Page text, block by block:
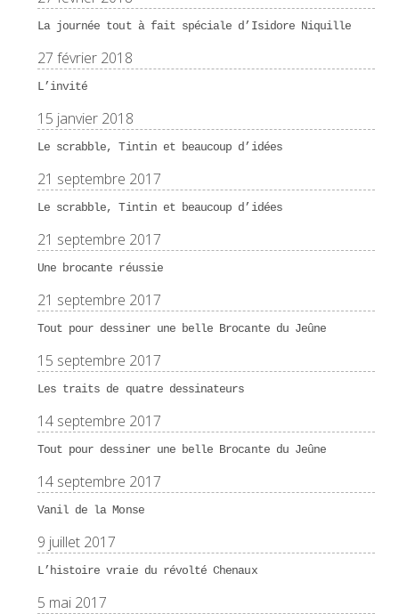
La journée tout à fait spéciale d’Isidore Niquille
27 février 2018
L’invité
15 janvier 2018
Le scrabble, Tintin et beaucoup d’idées
21 septembre 2017
Le scrabble, Tintin et beaucoup d’idées
21 septembre 2017
Une brocante réussie
21 septembre 2017
Tout pour dessiner une belle Brocante du Jeûne
15 septembre 2017
Les traits de quatre dessinateurs
14 septembre 2017
Tout pour dessiner une belle Brocante du Jeûne
14 septembre 2017
Vanil de la Monse
9 juillet 2017
L’histoire vraie du révolté Chenaux
5 mai 2017